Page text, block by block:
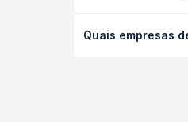
poltrona e a
Quais empresas